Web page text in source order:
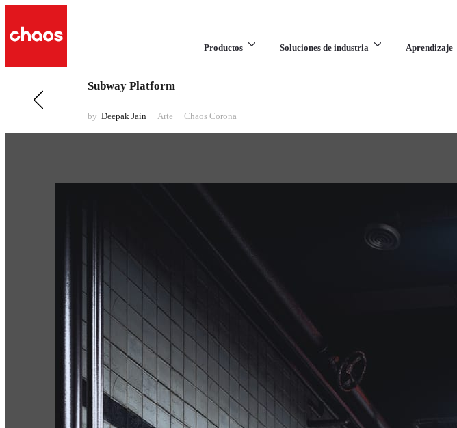
Productos Soluciones de industria Aprendizaje
Anteriores en Arte
Subway Platform
by Deepak Jain Arte Chaos Corona